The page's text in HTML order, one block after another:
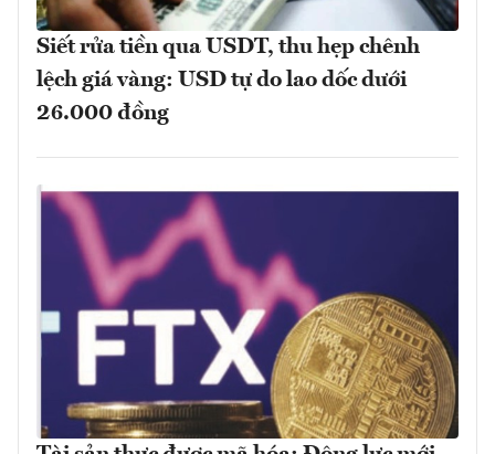
Siết rửa tiền qua USDT, thu hẹp chênh
lệch giá vàng: USD tự do lao dốc dưới
26.000 đồng